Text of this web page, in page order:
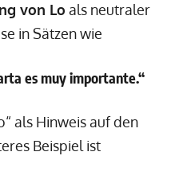
von Lo als neutraler
in Sätzen wie
es muy importante.“
als Hinweis auf den
Beispiel ist